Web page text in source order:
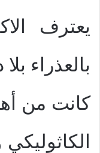
يعترف
بالعذراء
كانت من